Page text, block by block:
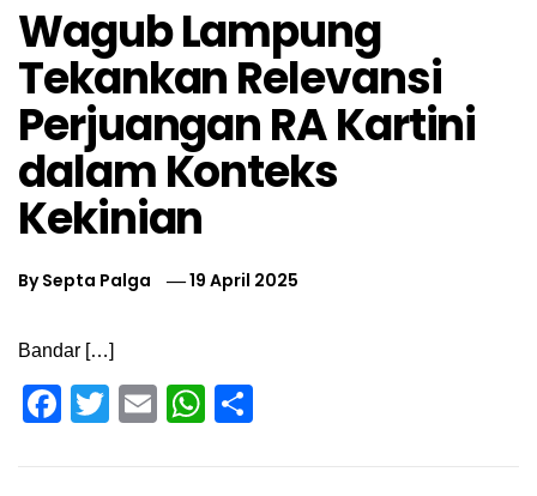
Wagub Lampung
Tekankan Relevansi
Perjuangan RA Kartini
dalam Konteks
Kekinian
BySepta Palga 19 April 2025
Bandar […]
Facebook
Twitter
EmailWhatsApp